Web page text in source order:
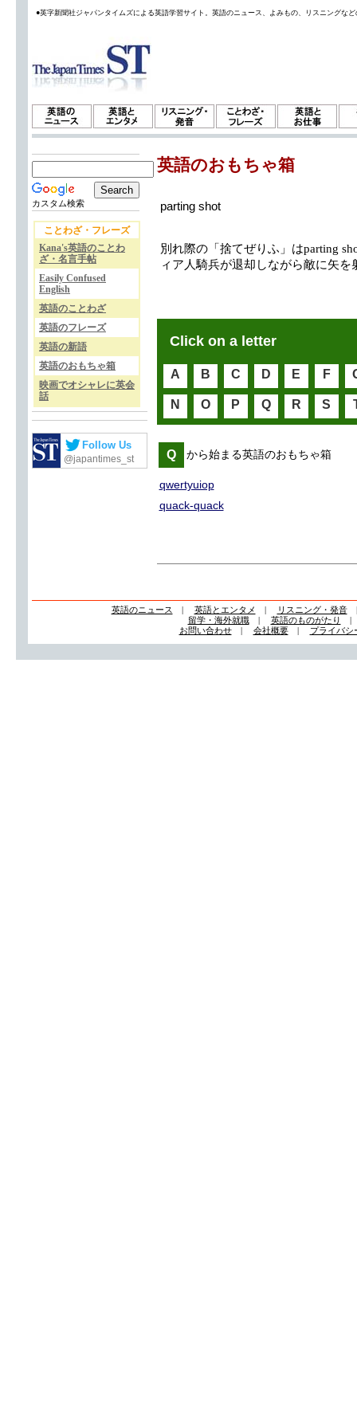
●英字新聞社ジャパンタイムズによる英語学習サイト。英語のニュース、よみもの、リスニングな
カスタム検索
ことわざ・フレーズ
Kana's英語のことわ
ざ・名言手帖
Easily Confused
English
英語のことわざ
英語のフレーズ
英語の新語
英語のおもちゃ箱
映画でオシャレに英会
話
Follow Us
@japantimes_st
英語のおもちゃ箱
parting shot
別れ際の「捨てぜりふ」はparting
ィア人騎兵が退却しながら敵に矢
Click on a letter
A B C D E F
N O P Q R S
Q から始まる英語のおもちゃ箱
qwertyuiop
quack-quack
英語のニュース | 英語とエンタメ | リスニング・発音
留学・海外就職| 英語のものがたり
お問い合わせ| 会社概要| プライバシ